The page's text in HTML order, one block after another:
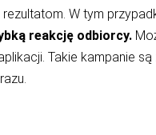
W tym
reakcję odbiorcy.
Takie kampanie